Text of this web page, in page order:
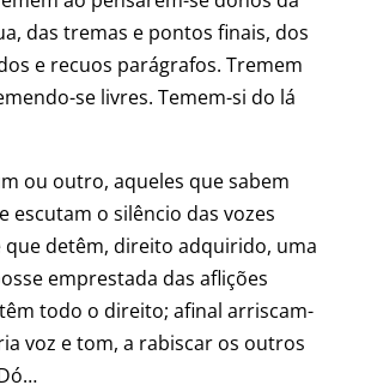
das tremas e pontos finais, dos
e recuos parágrafos. Tremem
se livres. Temem-si do lá
ou outro, aqueles que sabem
escutam o silêncio das vozes
que detêm, direito adquirido, uma
emprestada das aflições
todo o direito; afinal arriscam-
voz e tom, a rabiscar os outros